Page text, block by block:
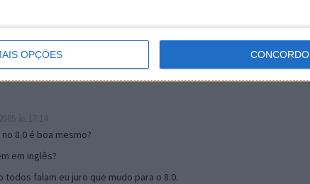
OPÇÕES CONCORDO
17:00
8.0 é boa mesmo?
em inglês?
falam eu juro que mudo para o 8.0.